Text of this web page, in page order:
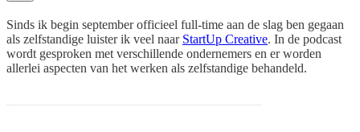
Sinds ik begin september officieel full-time aan de slag ben gegaan
als zelfstandige luister ik veel naar StartUp Creative. In de podcast
wordt gesproken met verschillende ondernemers en er worden
allerlei aspecten van het werken als zelfstandige behandeld.